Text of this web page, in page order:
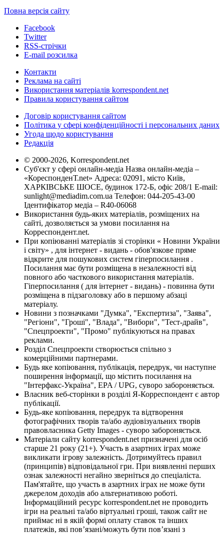
Повна версія сайту
Facebook
Twitter
RSS-стрічки
E-mail розсилка
Контакти
Реклама на сайті
Використання матеріалів korrespondent.net
Правила користування сайтом
Договір користування сайтом
Політика у сфері конфіденційності і персональних даних
Угода щодо користування
Редакція
© 2000-2026, Korrespondent.net
Суб'єкт у сфері онлайн-медіа Назва онлайн-медіа –
«КореспонденТ.net» Адреса: 02091, місто Київ,
ХАРКІВСЬКЕ ШОСЕ, будинок 172-Б, офіс 208/1 E-mail:
sunlight@mediadim.com.ua Телефон: 044-205-43-00
Ідентифікатор медіа – R40-06068
Використання будь-яких матеріалів, розміщених на
сайті, дозволяється за умови посилання на
Корреспондент.net.
При копіюванні матеріалів зі сторінки « Новини України
і світу» , для інтернет - видань - обов'язкове пряме
відкрите для пошукових систем гіперпосилання .
Посилання має бути розміщена в незалежності від
повного або часткового використання матеріалів.
Гіперпосилання ( для інтернет - видань) - повинна бути
розміщена в підзаголовку або в першому абзаці
матеріалу.
Новини з позначками "Думка", "Експертиза", "Заява",
"Регіони", "Гроші", "Влада", "Вибори", "Тест-драйв",
"Спецпроекти", "Промо" публікуються на правах
реклами.
Розділ Спецпроекти створюється спільно з
комерційними партнерами.
Будь яке копіювання, публікація, передрук, чи наступне
поширення інформації, що містить посилання на
"Інтерфакс-Україна", EPA / UPG, суворо забороняється.
Власник веб-сторінки в розділі Я-Корреспондент є автор
публікації.
Будь-яке копіювання, передрук та відтворення
фотографічних творів та/або аудіовізуальних творів
правовласника Getty Images - суворо забороняється.
Матеріали сайту korrespondent.net призначені для осіб
старше 21 року (21+). Участь в азартних іграх може
викликати ігрову залежність. Дотримуйтесь правил
(принципів) відповідальної гри. При виявленні перших
ознак залежності негайно зверніться до спеціаліста.
Пам'ятайте, що участь в азартних іграх не може бути
джерелом доходів або альтернативою роботі.
Інформаційний ресурс korrespondent.net не проводить
ігри на реальні та/або віртуальні гроші, також сайт не
приймає ні в якій формі оплату ставок та інших
платежів, які пов’язані/можуть бути пов’язані з